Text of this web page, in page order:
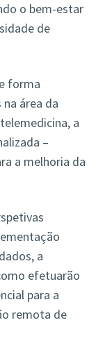
o bem-estar
de
forma
área da
a
–
a melhoria da
a
efetuarão
para a
remota de